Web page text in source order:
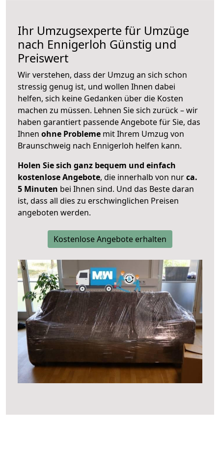
Ihr Umzugsexperte für Umzüge
nach Ennigerloh Günstig und
Preiswert
Wir verstehen, dass der Umzug an sich schon
stressig genug ist, und wollen Ihnen dabei
helfen, sich keine Gedanken über die Kosten
machen zu müssen. Lehnen Sie sich zurück – wir
haben garantiert passende Angebote für Sie, das
Ihnen ohne Probleme mit Ihrem Umzug von
Braunschweig nach Ennigerloh helfen kann.
Holen Sie sich ganz bequem und einfach
kostenlose Angebote, die innerhalb von nurca.
5 Minuten bei Ihnen sind. Und das Beste daran
ist, dass all dies zu erschwinglichen Preisen
angeboten werden.
Kostenlose Angebote erhalten